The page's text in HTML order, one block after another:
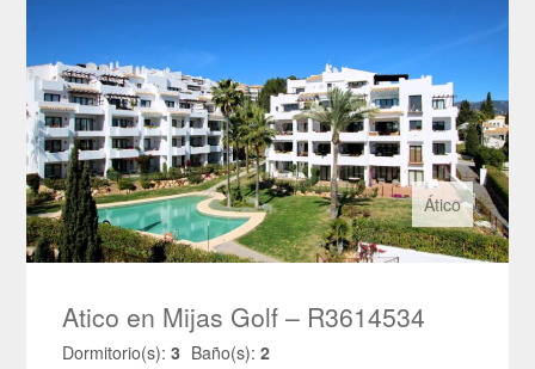
Ático
Atico en Mijas Golf – R3614534
Dormitorio(s): 3 Baño(s): 2